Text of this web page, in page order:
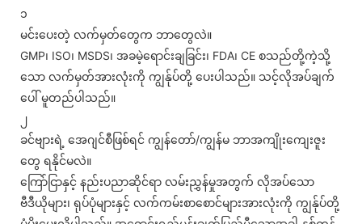
၁
မင်းပေးတဲ့ လက်မှတ်တွေက ဘာတွေလဲ။
GMP၊ ISO၊ MSDS၊ အခမဲ့ရောင်းချခြင်း၊ FDA၊ CE စသည်တို့ကဲ့သို့
သော လက်မှတ်အားလုံးကို ကျွန်ုပ်တို့ ပေးပါသည်။ သင့်လိုအပ်ချက်
ပေါ် မူတည်ပါသည်။
၂
ခင်ဗျားရဲ့ အေဂျင်စီဖြစ်ရင် ကျွန်တော်/ကျွန်မ ဘာအကျိုးကျေးဇူး
တွေ ရနိုင်မလဲ။
ကြော်ငြာနှင့် နည်းပညာဆိုင်ရာ လမ်းညွှန်မှုအတွက် လိုအပ်သော
ဗီဒီယိုများ၊ ရုပ်ပုံများနှင့် လက်ကမ်းစာစောင်များအားလုံးကို ကျွန်ုပ်တို့